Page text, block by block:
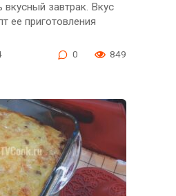
завтрак. Вкус
ее приготовления
0 849